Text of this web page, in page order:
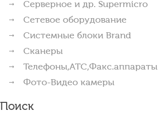
Серверное и др. Supermicro
Сетевое оборудование
Системные блоки Brand
Сканеры
Телефоны,АТС,Факс.аппараты
Фото-Видео камеры
Поиск